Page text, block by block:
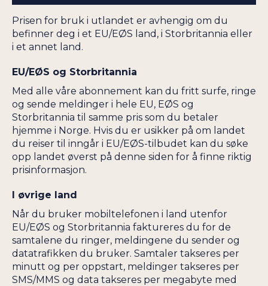
Prisen for bruk i utlandet er avhengig om du
befinner deg i et EU/EØS land, i Storbritannia eller
i et annet land.
EU/EØS og Storbritannia
Med alle våre abonnement kan du fritt surfe, ringe
og sende meldinger i hele EU, EØS og
Storbritannia til samme pris som du betaler
hjemme i Norge. Hvis du er usikker på om landet
du reiser til inngår i EU/EØS-tilbudet kan du søke
opp landet øverst på denne siden for å finne riktig
prisinformasjon.
I øvrige land
Når du bruker mobiltelefonen i land utenfor
EU/EØS og Storbritannia faktureres du for de
samtalene du ringer, meldingene du sender og
datatrafikken du bruker. Samtaler takseres per
minutt og per oppstart, meldinger takseres per
SMS/MMS og data takseres per megabyte med